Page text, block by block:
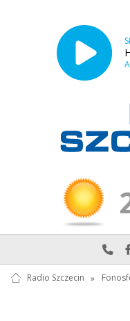
Radio Szczecin »